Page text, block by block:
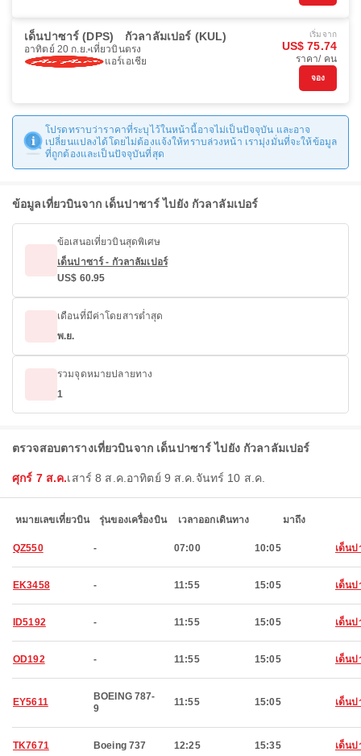
เด็นปาซาร์ (DPS) กัวลาลัมเปอร์ (KUL)
อาทิตย์ 20 ก.ย. เที่ยวบินตรง
แอร์เอเชีย
เริ่มจาก
US$ 75.74
ราคา/ คน
จอง
โปรดทราบว่าราคาที่ระบุไว้ในหน้านี้อาจไม่เป็นปัจจุบัน และอาจ
เปลี่ยนแปลงได้โดยไม่ต้องแจ้งให้ทราบล่วงหน้า เรามุ่งมั่นที่จะให้ข้อมูล
ที่ถูกต้องและเป็นปัจจุบันที่สุด
ข้อมูลเที่ยวบินจาก เด็นปาซาร์ ไปยัง กัวลาลัมเปอร์
ข้อเสนอเที่ยวบินสุดพิเศษ
เด็นปาซาร์ - กัวลาลัมเปอร์
US$ 60.95
เดือนที่มีค่าโดยสารต่ำสุด
พ.ย.
รวมจุดหมายปลายทาง
1
ตรวจสอบตารางเที่ยวบินจาก เด็นปาซาร์ ไปยัง กัวลาลัมเปอร์
ศุกร์ 7 ส.ค.เสาร์ 8 ส.ค. อาทิตย์ 9 ส.ค. จันทร์ 10 ส.ค.
หมายเลขเที่ยวบิน รุ่นของเครื่องบิน เวลาออกเดินทาง มาถึง
QZ550 - 07:00 10:05 เด็นป
EK3458 - 11:55 15:05 เด็นป
ID5192 - 11:55 15:05 เด็นป
OD192 - 11:55 15:05 เด็นป
EY5611
BOEING 787-
9
11:55 15:05 เด็นป
TK7671 Boeing 737 12:25 15:35 เด็นป